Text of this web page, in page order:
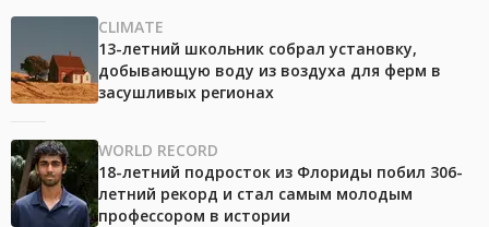
CLIMATE
13-летний школьник собрал установку,
добывающую воду из воздуха для ферм в
засушливых регионах
WORLD RECORD
18-летний подросток из Флориды побил 306-
летний рекорд и стал самым молодым
профессором в истории